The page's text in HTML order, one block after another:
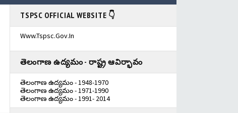
TSPSC OFFICIAL WEBSITE 👇
Www.tspsc.gov.in
తెలంగాణ ఉద్యమం - రాష్ట్ర ఆవిర్భావం
తెలంగాణ ఉద్యమం - 1948-1970
తెలంగాణ ఉద్యమం - 1971-1990
తెలంగాణ ఉద్యమం - 1991- 2014